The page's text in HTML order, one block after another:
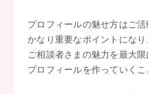
プロフィールの魅せ方はご
かなり重要なポイントになり
ご相談者さまの魅力を最大
プロフィールを作っていくこ